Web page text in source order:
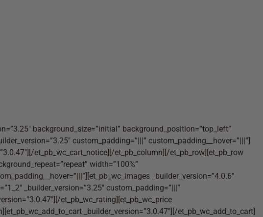
background_size=”initial” background_position=”top_left”
custom_padding=”|||” custom_padding__hover=”|||”]
et_pb_wc_cart_notice][/et_pb_column][/et_pb_row][et_pb_row
width=”100%”
_builder_version=”4.0.6″
_builder_version=”3.25″ custom_padding=”|||”
et_pb_wc_rating][et_pb_wc_price
_builder_version=”3.0.47″][/et_pb_wc_add_to_cart]